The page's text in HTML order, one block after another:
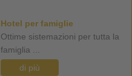
Hotel per famiglie
Ottime sistemazioni per tutta la
famiglia ...
di più